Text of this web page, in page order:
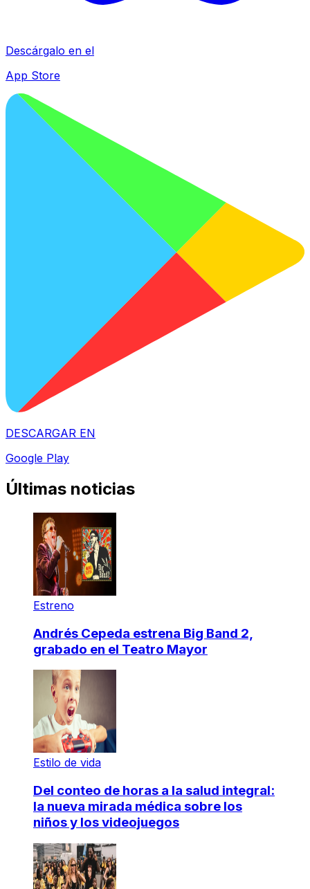
Descárgalo en el
App Store
DESCARGAR EN
Google Play
Últimas noticias
Estreno
Andrés Cepeda estrena Big Band 2,
grabado en el Teatro Mayor
Estilo de vida
Del conteo de horas a la salud integral:
la nueva mirada médica sobre los
niños y los videojuegos